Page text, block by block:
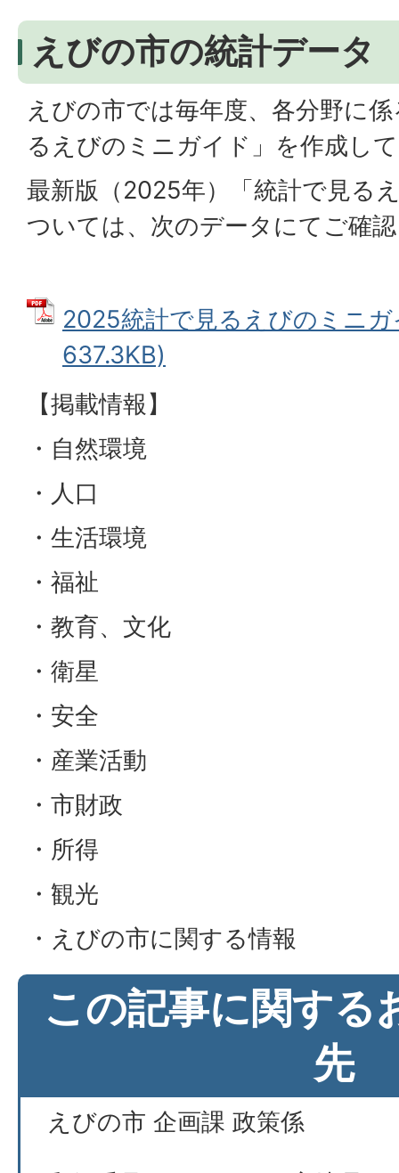
えびの市の統計データ
えびの市では毎年度、各分野に
るえびのミニガイド」を作成し
最新版（2025年）「統計で見る
ついては、次のデータにてご確
2025統計で見るえびのミニ
637.3KB)
【掲載情報】
・自然環境
・人口
・生活環境
・福祉
・教育、文化
・衛星
・安全
・産業活動
・市財政
・所得
・観光
・えびの市に関する情報
この記事に関する
先
えびの市 企画課 政策係